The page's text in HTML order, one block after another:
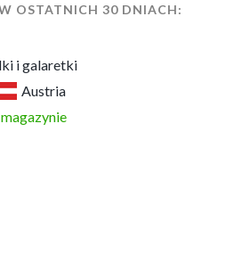
OSTATNICH 30 DNIACH:
i galaretki
Austria